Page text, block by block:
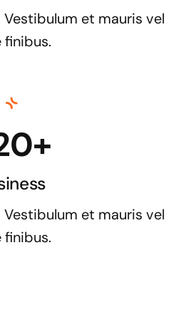
et mauris vel
finibus.
et mauris vel
finibus.